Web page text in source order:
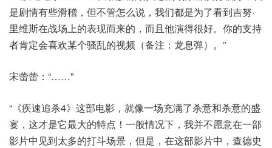
是剧情有些滑稽，但不管怎么说，我们都是为了看到吉努·
里维斯在战场上的表现而来的，而且他演得很好。你的支持
者肯定会喜欢某个骚乱的视频（备注：龙息弹）。”
宋蕾蕾：“……”
“《疾速追杀4》这部电影，就像一场充满了杀意和杀意的盛
宴，这才是它最大的特点！一般情况下，我并不愿意在一部
影片中见到太多的打斗场景，但是，在这部影片中，查德史